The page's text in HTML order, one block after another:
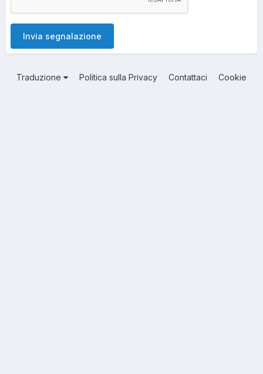
Invia segnalazione
Traduzione Politica sulla Privacy Contattaci Cookie